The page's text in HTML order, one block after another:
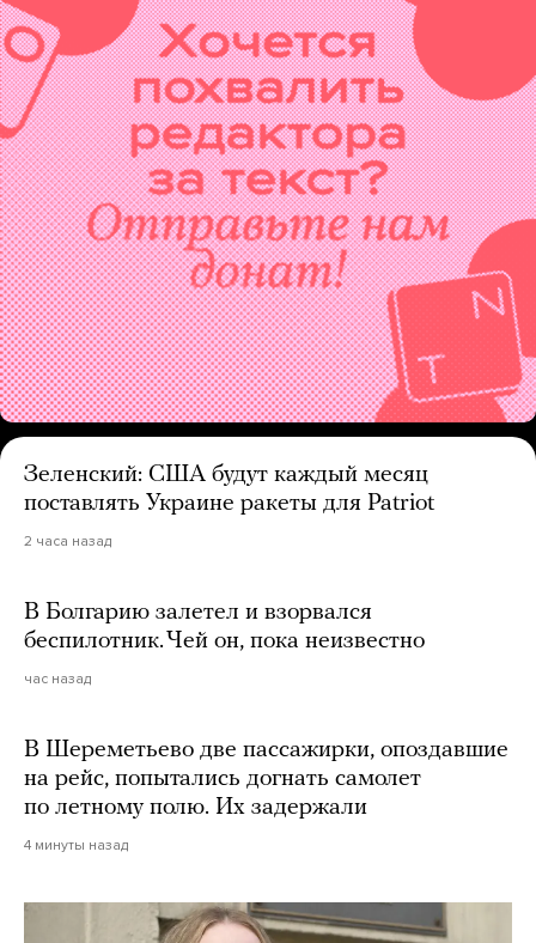
Зеленский: США будут каждый месяц
поставлять Украине ракеты для Patriot
2 часа назад
В Болгарию залетел и взорвался
беспилотник. Чей он, пока неизвестно
час назад
В Шереметьево две пассажирки, опоздавшие
на рейс, попытались догнать самолет
по летному полю. Их задержали
4 минуты назад